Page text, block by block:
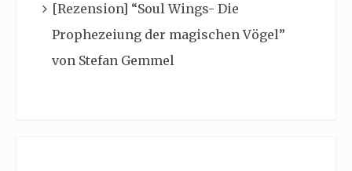
[Rezension] “Soul Wings- Die
Prophezeiung der magischen Vögel”
von Stefan Gemmel